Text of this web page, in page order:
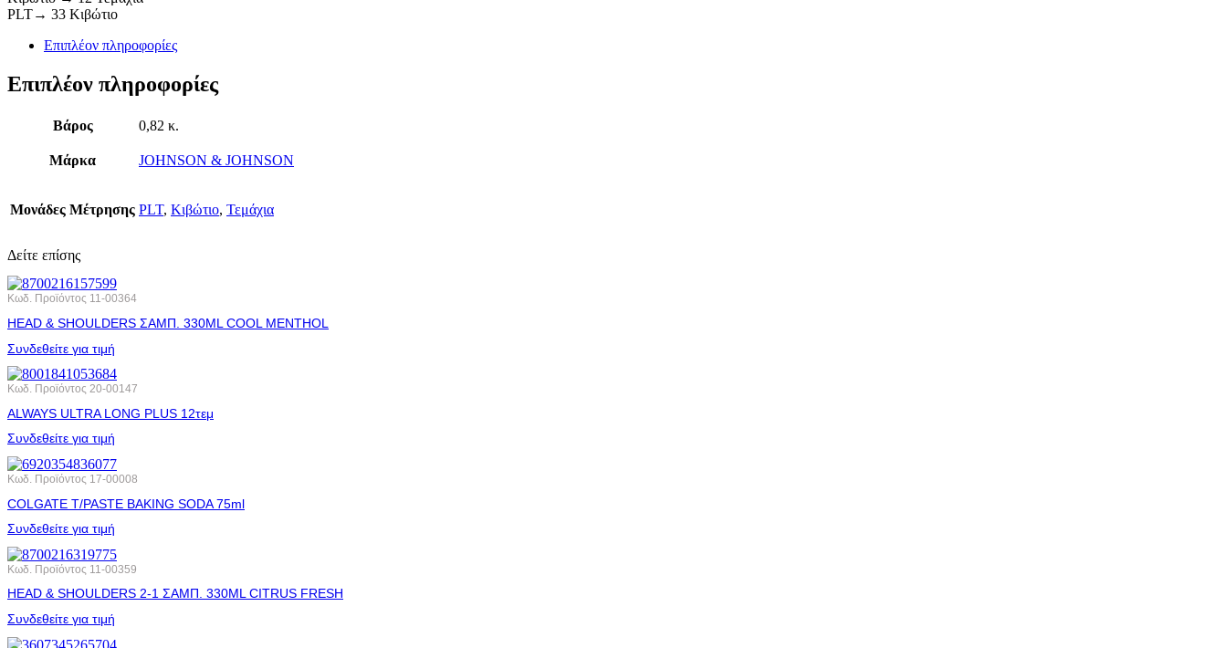
PLT→ 33 Κιβώτιο
Επιπλέον πληροφορίες
Επιπλέον πληροφορίες
Βάρος 0,82 κ.
Μάρκα JOHNSON & JOHNSON
Μονάδες Μέτρησης PLT, Κιβώτιο, Τεμάχια
Δείτε επίσης
Κωδ. Προϊόντος 11-00364
HEAD & SHOULDERS ΣΑΜΠ. 330ML COOL MENTHOL
Συνδεθείτε για τιμή
Κωδ. Προϊόντος 20-00147
ALWAYS ULTRA LONG PLUS 12τεμ
Συνδεθείτε για τιμή
Κωδ. Προϊόντος 17-00008
COLGATE T/PASTE BAKING SODA 75ml
Συνδεθείτε για τιμή
Κωδ. Προϊόντος 11-00359
HEAD & SHOULDERS 2-1 ΣΑΜΠ. 330ML CITRUS FRESH
Συνδεθείτε για τιμή